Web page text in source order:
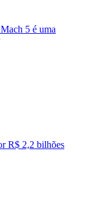
5 é uma
R$ 2,2 bilhões